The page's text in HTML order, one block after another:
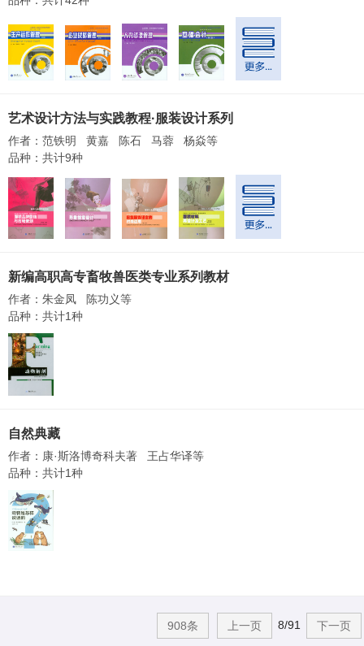
艺术设计方法与实践教程·服装设计系列
作者：范铁明 黄嘉 陈石 马蓉 杨焱等
品种：共计9种
新编高职高专畜牧兽医类专业系列教材
作者：朱金凤 陈功义等
品种：共计1种
自然典藏
作者：康·斯洛博奇科夫著 王占华译等
品种：共计1种
908条 上一页 8/91 下一页